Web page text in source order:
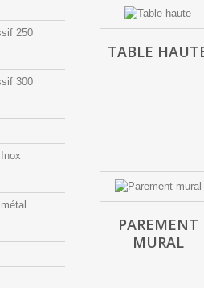
250
300
TABLE
PAREMENT
MURAL